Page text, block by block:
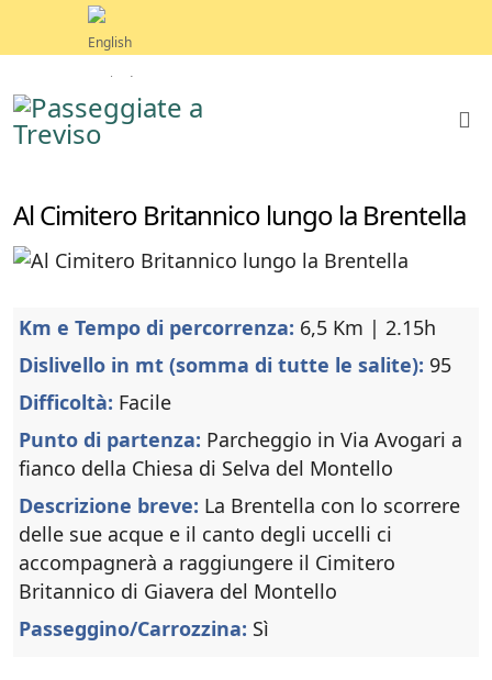
Al Cimitero Britannico lungo la Brentella
Km e Tempo di percorrenza: 6,5 Km | 2.15h
Dislivello in mt (somma di tutte le salite): 95
Difficoltà: Facile
Punto di partenza: Parcheggio in Via Avogari a
fianco della Chiesa di Selva del Montello
Descrizione breve: La Brentella con lo scorrere
delle sue acque e il canto degli uccelli ci
accompagnerà a raggiungere il Cimitero
Britannico di Giavera del Montello
Passeggino/Carrozzina: Sì